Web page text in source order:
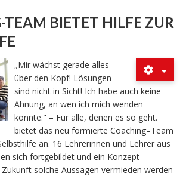
TEAM BIETET HILFE ZUR
„Mir wächst gerade alles
über den Kopf! Lösungen
sind nicht in Sicht! Ich habe auch keine
Ahnung, an wen ich mich wenden
könnte." – Für alle, denen es so geht.
bietet das neu formierte Coaching–Team
an. 16 Lehrerinnen und Lehrer aus
sich fortgebildet und ein Konzept
solche Aussagen vermieden werden